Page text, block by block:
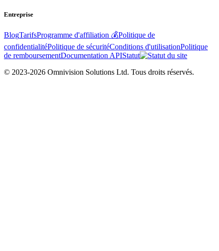
Entreprise
BlogTarifsProgramme d'affiliation 💰Politique de
confidentialitéPolitique de sécuritéConditions d'utilisationPolitique
de remboursementDocumentation APIStatut
© 2023-2026 Omnivision Solutions Ltd. Tous droits réservés.